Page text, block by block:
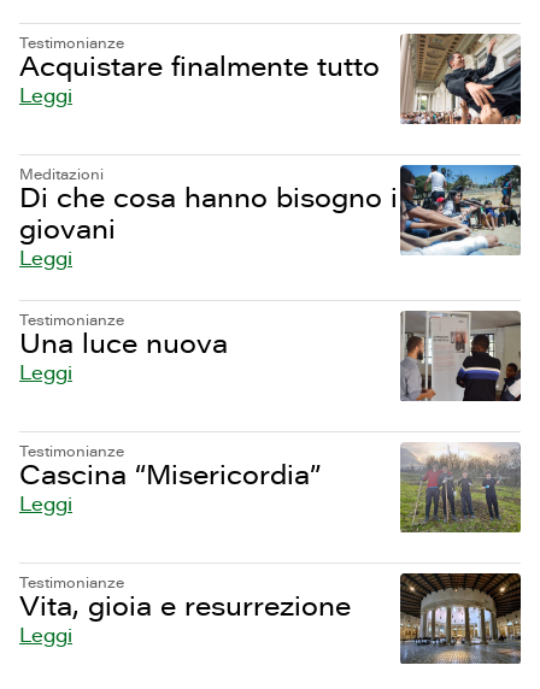
Testimonianze
Acquistare finalmente tutto
Leggi
Meditazioni
Di che cosa hanno bisogno i
giovani
Leggi
Testimonianze
Una luce nuova
Leggi
Testimonianze
Cascina “Misericordia”
Leggi
Testimonianze
Vita, gioia e resurrezione
Leggi